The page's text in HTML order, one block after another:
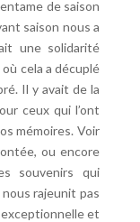
de saison
saison nous a
une solidarité
où cela a décuplé
Il y avait de la
ceux qui l’ont
mémoires. Voir
ou encore
souvenirs qui
rajeunit pas
exceptionnelle et